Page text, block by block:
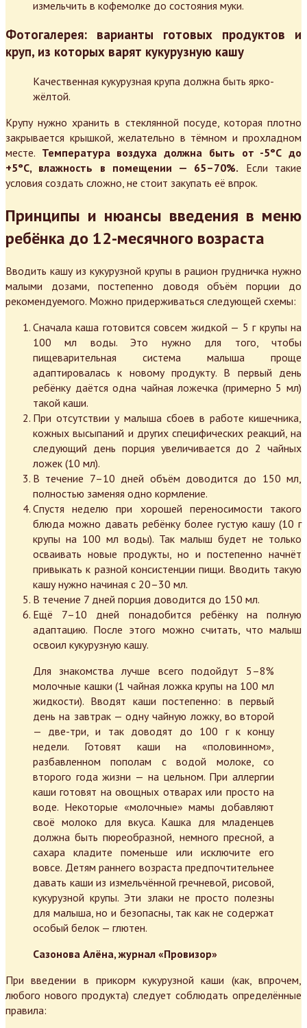
измельчить в кофемолке до состояния муки.
Фотогалерея: варианты готовых продуктов и
круп, из которых варят кукурузную кашу
Качественная кукурузная крупа должна быть ярко-
жёлтой.
Крупу нужно хранить в стеклянной посуде, которая плотно
закрывается крышкой, желательно в тёмном и прохладном
месте. Температура воздуха должна быть от -5°С до
+5°С, влажность в помещении — 65–70%. Если такие
условия создать сложно, не стоит закупать её впрок.
Принципы и нюансы введения в меню
ребёнка до 12-месячного возраста
Вводить кашу из кукурузной крупы в рацион грудничка нужно
малыми дозами, постепенно доводя объём порции до
рекомендуемого. Можно придерживаться следующей схемы:
Сначала каша готовится совсем жидкой — 5 г крупы на
100 мл воды. Это нужно для того, чтобы
пищеварительная система малыша проще
адаптировалась к новому продукту. В первый день
ребёнку даётся одна чайная ложечка (примерно 5 мл)
такой каши.
При отсутствии у малыша сбоев в работе кишечника,
кожных высыпаний и других специфических реакций, на
следующий день порция увеличивается до 2 чайных
ложек (10 мл).
В течение 7–10 дней объём доводится до 150 мл,
полностью заменяя одно кормление.
Спустя неделю при хорошей переносимости такого
блюда можно давать ребёнку более густую кашу (10 г
крупы на 100 мл воды). Так малыш будет не только
осваивать новые продукты, но и постепенно начнёт
привыкать к разной консистенции пищи. Вводить такую
кашу нужно начиная с 20–30 мл.
В течение 7 дней порция доводится до 150 мл.
Ещё 7–10 дней понадобится ребёнку на полную
адаптацию. После этого можно считать, что малыш
освоил кукурузную кашу.
Для знакомства лучше всего подойдут 5–8%
молочные кашки (1 чайная ложка крупы на 100 мл
жидкости). Вводят каши постепенно: в первый
день на завтрак — одну чайную ложку, во второй
— две-три, и так доводят до 100 г к концу
недели. Готовят каши на «половинном»,
разбавленном пополам с водой молоке, со
второго года жизни — на цельном. При аллергии
каши готовят на овощных отварах или просто на
воде. Некоторые «молочные» мамы добавляют
своё молоко для вкуса. Кашка для младенцев
должна быть пюреобразной, немного пресной, а
сахара кладите поменьше или исключите его
вовсе. Детям раннего возраста предпочтительнее
давать каши из измельчённой гречневой, рисовой,
кукурузной крупы. Эти злаки не просто полезны
для малыша, но и безопасны, так как не содержат
особый белок — глютен.
Сазонова Алёна, журнал «Провизор»
При введении в прикорм кукурузной каши (как, впрочем,
любого нового продукта) следует соблюдать определённые
правила: